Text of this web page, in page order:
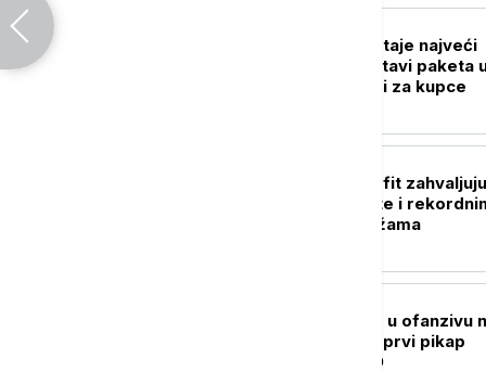
Austrian Post postaje najveći
tržišni igrač u dostavi paketa
Srbiji? Šta to znači za kupce
MOL povećao profit
višim cenama nafte i
rafinerijskim maržama
Folksvagen kreće u ofanzivu
Ameriku: Sprema prvi pikap
proizveden u SAD